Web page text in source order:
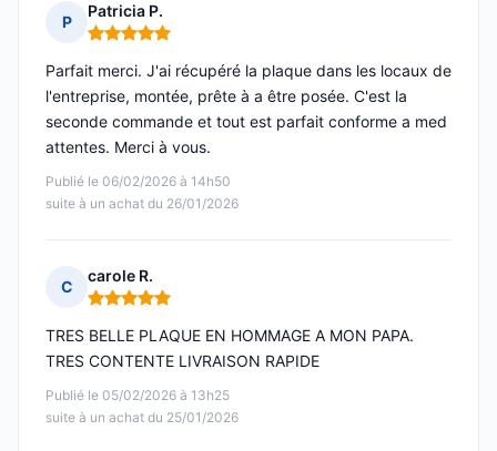
P
Patricia P.
Note : 5 sur 5
Publié le 06/02/2026 à 14h50
suite à un achat du 26/01/2026
Parfait merci. J'ai récupéré la plaque dans les locaux de
l'entreprise, montée, prête à a être posée. C'est la
seconde commande et tout est parfait conforme a med
attentes. Merci à vous.
C
carole R.
Note : 5 sur 5
Publié le 05/02/2026 à 13h25
suite à un achat du 25/01/2026
TRES BELLE PLAQUE EN HOMMAGE A MON PAPA.
TRES CONTENTE LIVRAISON RAPIDE